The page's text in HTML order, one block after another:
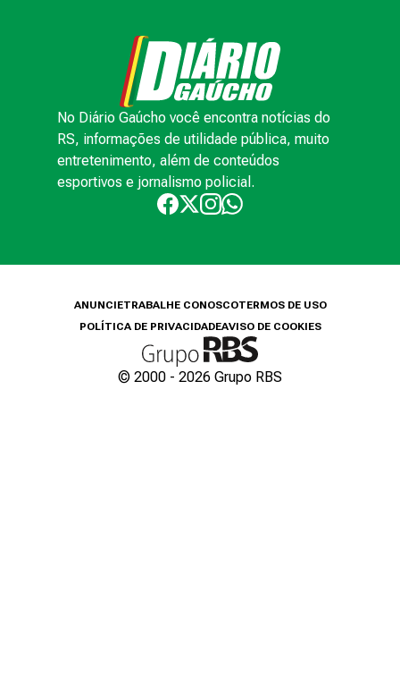
No Diário Gaúcho você encontra notícias do
RS, informações de utilidade pública, muito
entretenimento, além de conteúdos
esportivos e jornalismo policial.
ANUNCIETRABALHE CONOSCOTERMOS DE USO
POLÍTICA DE PRIVACIDADEAVISO DE COOKIES
© 2000 - 2026 Grupo RBS